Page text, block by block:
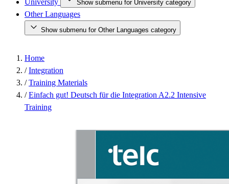
University Show submenu for University category
Other Languages
Show submenu for Other Languages category
Home
/ Integration
/ Training Materials
/ Einfach gut! Deutsch für die Integration A2.2 Intensive
Training